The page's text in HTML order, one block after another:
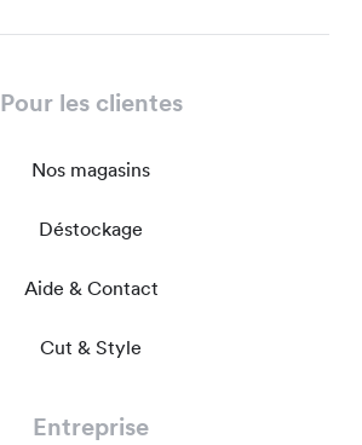
Pour les clientes
Nos magasins
Déstockage
Aide & Contact
Cut & Style
Entreprise